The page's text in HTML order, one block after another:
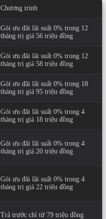
Chương trình
Gói ưu đãi lãi suất 0% trong 12
tháng trị giá 56 triệu đồng
Gói ưu đãi lãi suất 0% trong 12
tháng trị giá 58 triệu đồng
Gói ưu đãi lãi suất 0% trong 18
tháng trị giá 95 triệu đồng
Gói ưu đãi lãi suất 0% trong 4
tháng trị giá 18 triệu đồng
Gói ưu đãi lãi suất 0% trong 4
tháng trị giá 20 triệu đồng
Gói ưu đãi lãi suất 0% trong 4
tháng trị giá 22 triệu đồng
Trả trước chỉ từ 79 triệu đồng